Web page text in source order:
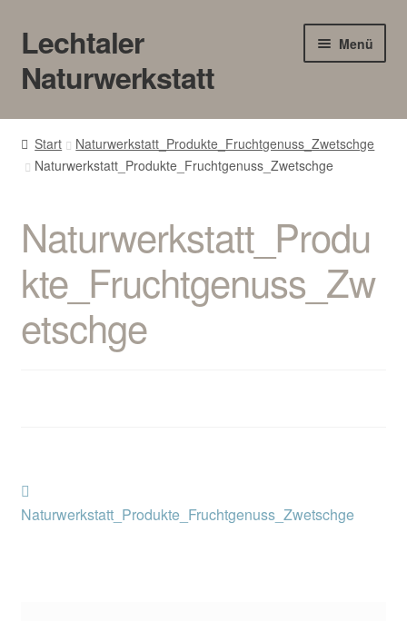
Zur
Navigation
springen
Zum
Inhalt
springen
Lechtaler
Naturwerkstatt
Menü
HOME
BLOG
Gewerbe
Start
Naturwerkstatt_Produkte_Fruchtgenuss_Zwetschge
Naturwerkstatt_Produkte_Fruchtgenuss_Zwetschge
Naturwerkstatt_Produ
kte_Fruchtgenuss_Zw
etschge
Beitragsnavigation
Beitrag:
Naturwerkstatt_Produkte_Fruchtgenuss_Zwetschge